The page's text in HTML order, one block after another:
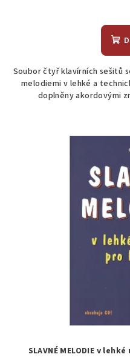
Soubor čtyř klavírních sešitů
melodiemi v lehké a
doplněny akordovými
SLAVNÉ MELODIE v